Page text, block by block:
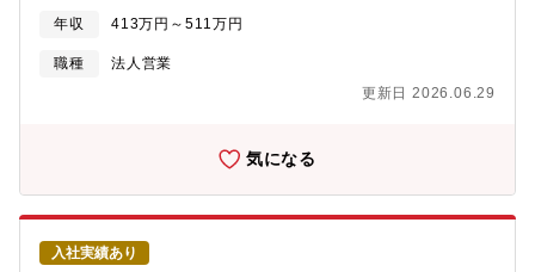
る取引業者との折衝も行います。◎マンションの資産価値を高
め、入居者の暮らしを様々な角度からきめ細かくサポートする管
理体制が評価され、着実に管理戸数が伸びています。◎受託後の
業務は別専門部門、ならびにグループ会社が担当しますので、提
目指しています】★フレックスタイム制で、社員それぞれのライ
フスタイルに合った柔軟な勤務時間帯を選択できます。★業務シ
ステムが19時にシャットダウンするため、ほとんどの社員はその
時間までに退社しています。【転勤について】ブロック制度（会
社指定の十数エリアから、転勤範囲を選べる制度）を採用。異動
が発生する場合は本人の希望や家庭事情等を事前に確認していま
年収 413万円～511万円
職種
法人営業
更新日 2026.06.29
気になる
入社実績あり